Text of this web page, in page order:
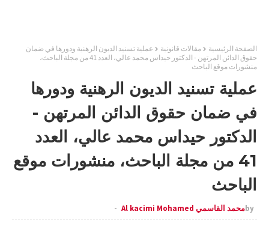
الصفحة الرئيسية مقالات قانونية
عملية تسنيد الديون الرهنية ودورها في ضمان
حقوق الدائن المرتهن - الدكتور حيداس محمد عالي، العدد 41 من مجلة الباحث،
منشورات موقع الباحث
عملية تسنيد الديون الرهنية ودورها
في ضمان حقوق الدائن المرتهن -
الدكتور حيداس محمد عالي، العدد
41 من مجلة الباحث، منشورات موقع
الباحث
byمحمد القاسمي Al kacimi Mohamed